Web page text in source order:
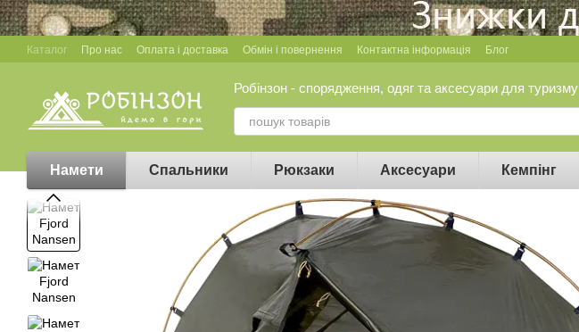
Перейти до основного контенту
Каталог Про нас Оплата і доставка Обмін і повернення Контактна інформація Блог
Робінзон - спорядження, одяг та аксесуари для туризму
Намети Спальники Рюкзаки Аксесуари Кемпінг